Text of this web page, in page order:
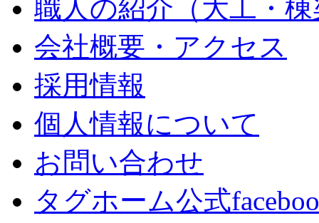
職人の紹介（大工・
会社概要・アクセス
採用情報
個人情報について
お問い合わせ
タグホーム公式